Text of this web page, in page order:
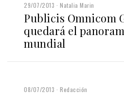
29/07/2013 Natalia Marin
Publicis Omnicom
quedará el
mundial
08/07/2013 Redacción